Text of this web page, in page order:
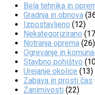
Bela tehnika in
Gradnja in obnova
Izpostavljeno (12)
Nekategorizirano
Notranja oprema (26)
Ogrevanje in
Stavbno pohištvo
Urejanje okolice (13)
Zabava in prosti čas
Zanimivosti (22)